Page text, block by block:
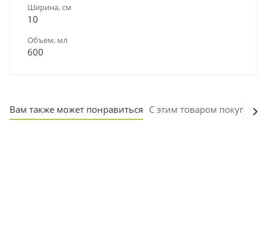
Ширина, см
10
Объем, мл
600
Вам также может понравиться С этим товаром покупают